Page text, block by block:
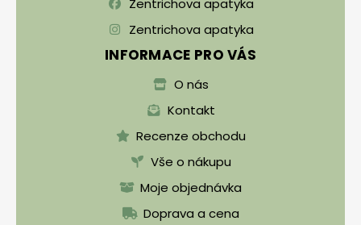
Zentrichova apatyka
Zentrichova apatyka
INFORMACE PRO VÁS
O nás
Kontakt
Recenze obchodu
Vše o nákupu
Moje objednávka
Doprava a cena